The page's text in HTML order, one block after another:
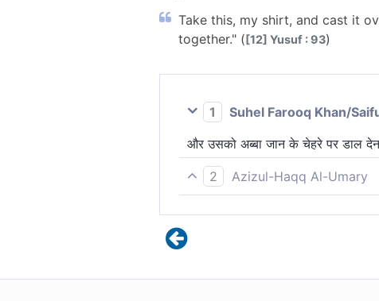
Take this, my shirt, and cast it
together." ([12] Yusuf : 93)
1
Suhel Farooq Khan/
और उसको अब्बा जान के चेहरे पर डाल
2
Azizul-Haqq Al-Umary